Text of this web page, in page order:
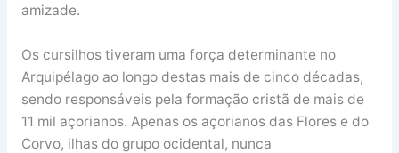
amizade.
Os cursilhos tiveram uma força determinante no
Arquipélago ao longo destas mais de cinco décadas,
sendo responsáveis pela formação cristã de mais de
11 mil açorianos. Apenas os açorianos das Flores e do
Corvo, ilhas do grupo ocidental, nunca